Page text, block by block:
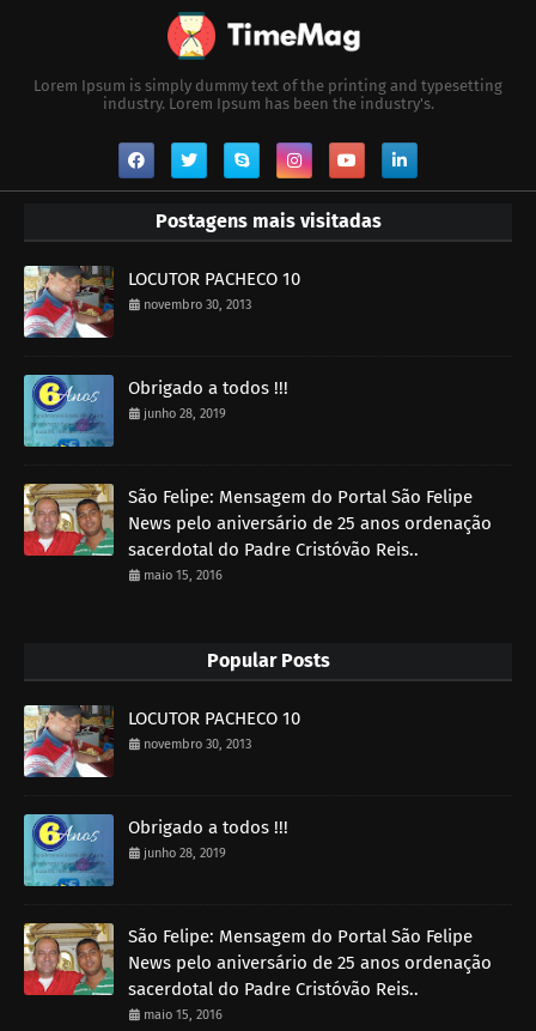
Lorem Ipsum is simply dummy text of the printing and typesetting
industry. Lorem Ipsum has been the industry's.
Postagens mais visitadas
LOCUTOR PACHECO 10
novembro 30, 2013
Obrigado a todos !!!
junho 28, 2019
São Felipe: Mensagem do Portal São Felipe
News pelo aniversário de 25 anos ordenação
sacerdotal do Padre Cristóvão Reis..
maio 15, 2016
Popular Posts
LOCUTOR PACHECO 10
novembro 30, 2013
Obrigado a todos !!!
junho 28, 2019
São Felipe: Mensagem do Portal São Felipe
News pelo aniversário de 25 anos ordenação
sacerdotal do Padre Cristóvão Reis..
maio 15, 2016